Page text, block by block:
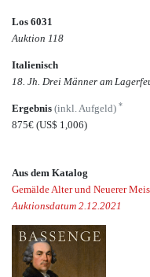
Los 6031
Auktion 118
Italienisch
18. Jh. Drei Männer am
Ergebnis (inkl. Aufgeld) *
875€ (US$ 1,006)
Aus dem Katalog
Gemälde Alter und Neuerer
Auktionsdatum 2.12.2021